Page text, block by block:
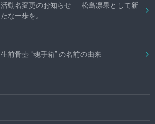
活動名変更のお知らせ ― 松島凛果として新
たな一歩を。
生前骨壺 “魂手箱” の名前の由来